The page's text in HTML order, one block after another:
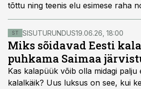
tõttu ning teenis elu esimese raha
kalurina. Ka tema loomingus on
randlaste elu. Koostöös mitmete
ühiskonnategelastega astus ta
väärnähtustele, tundes muret
saatuse ning probleemide pärast,
terve rida keskkonnaküsimusi.
ST SISUTURUNDUS19.06.26, 18:00
Miks sõidavad Eesti
puhkama Saimaa
Kas kalapüük võib olla midagi palju
kalalkäik? Uus luksus on see, kui